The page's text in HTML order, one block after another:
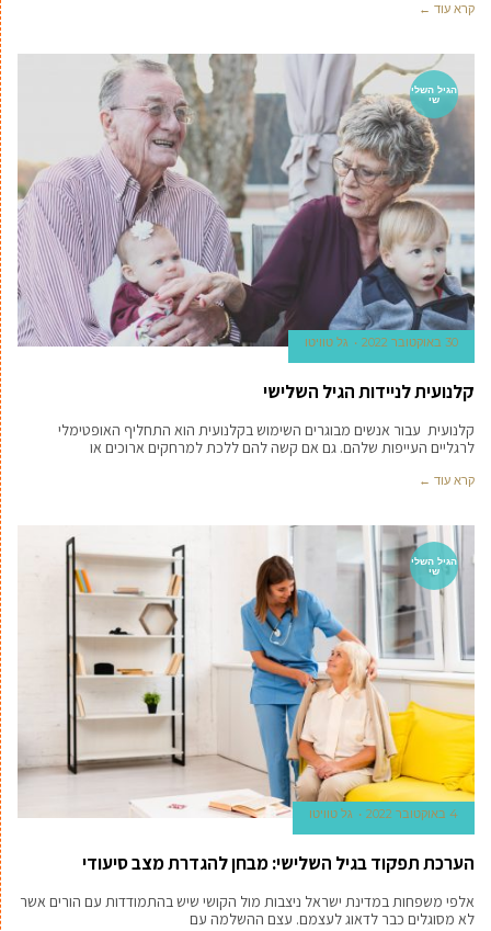
קרא עוד ←
הגיל השלי
שי
30 באוקטובר 2022 גל טוויטו
קלנועית לניידות הגיל השלישי
קלנועית עבור אנשים מבוגרים השימוש בקלנועית הוא התחליף האופטימלי
לרגליים העייפות שלהם. גם אם קשה להם ללכת למרחקים ארוכים או
קרא עוד ←
הגיל השלי
שי
4 באוקטובר 2022 גל טוויטו
הערכת תפקוד בגיל השלישי: מבחן להגדרת מצב סיעודי
אלפי משפחות במדינת ישראל ניצבות מול הקושי שיש בהתמודדות עם הורים אשר
לא מסוגלים כבר לדאוג לעצמם. עצם ההשלמה עם